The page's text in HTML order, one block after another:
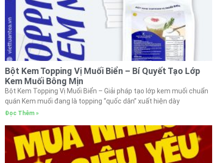
Bột Kem Topping Vị Muối Biển – Bí Quyết Tạo Lớp
Kem Muối Bông Mịn
Bột Kem Topping Vị Muối Biển – Giải pháp tạo lớp kem muối chuẩn
quán Kem muối đang là topping “quốc dân” xuất hiện dày
Đọc Thêm »